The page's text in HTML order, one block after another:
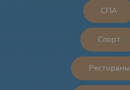
СПА
Спорт
Рестораны